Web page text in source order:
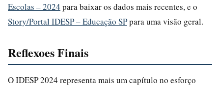
Escolas – 2024 para baixar os dados mais recentes, e o
Story/Portal IDESP – Educação SPpara uma visão geral.
Reflexoes Finais
O IDESP 2024 representa mais um capítulo no esforço